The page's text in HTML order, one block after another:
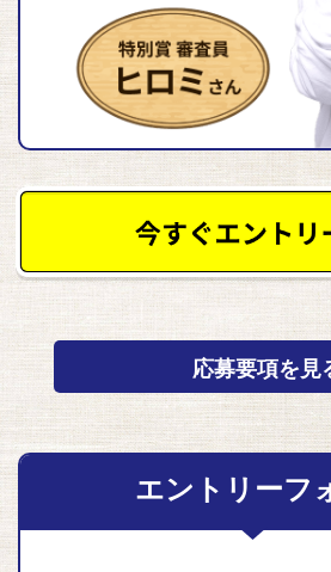
応募要項を見
エントリーフ